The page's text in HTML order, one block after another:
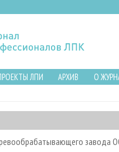
ЛПИ АРХИВ О
завода